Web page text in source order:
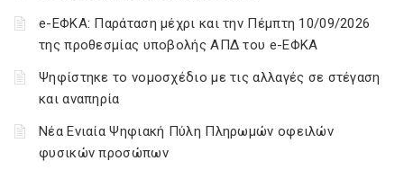
e-ΕΦΚΑ: Παράταση μέχρι και την Πέμπτη 10/09/2026
της προθεσμίας υποβολής ΑΠΔ του e-ΕΦΚΑ
Ψηφίστηκε το νομοσχέδιο με τις αλλαγές σε στέγαση
και αναπηρία
Νέα Ενιαία Ψηφιακή Πύλη Πληρωμών οφειλών
φυσικών προσώπων